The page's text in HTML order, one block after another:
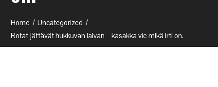
Home
Uncategorized
Rotat jättävät hukkuvan laivan – kasakka vie mikä irti on.